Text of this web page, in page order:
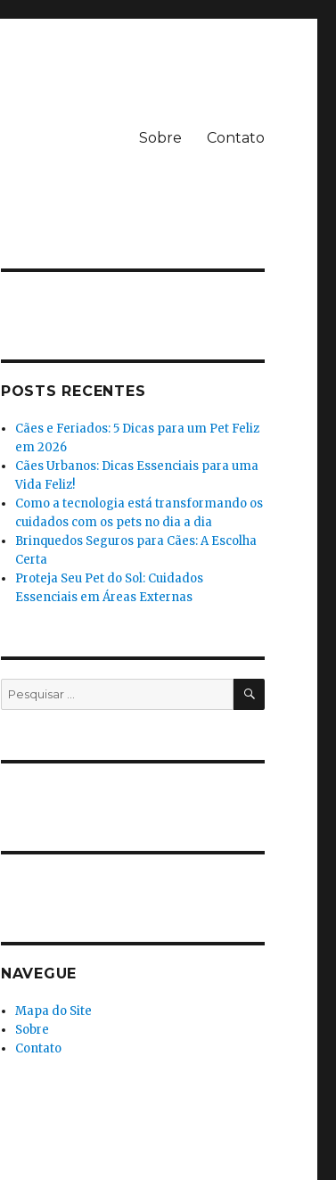
Sobre Contato
POSTS RECENTES
Cães e Feriados: 5 Dicas para um Pet Feliz
em 2026
Cães Urbanos: Dicas Essenciais para uma
Vida Feliz!
Como a tecnologia está transformando os
cuidados com os pets no dia a dia
Brinquedos Seguros para Cães: A Escolha
Certa
Proteja Seu Pet do Sol: Cuidados
Essenciais em Áreas Externas
Pesquisar
por:
NAVEGUE
Mapa do Site
Sobre
Contato